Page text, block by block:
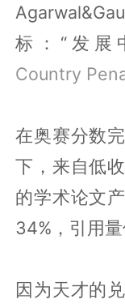
标：“发展
Country
在奥赛分数
下，来自低
的学术论文
34%，引用量
因为天才的